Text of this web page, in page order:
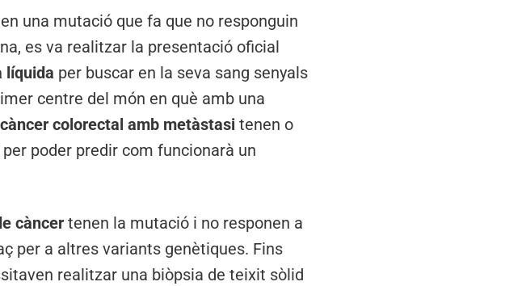
una mutació que fa que no responguin
​​es va realitzar la presentació oficial
líquida per buscar en la seva sang senyals
centre del món en què amb una
càncer colorectal amb metàstasi tenen o
poder predir com funcionarà un
càncer tenen la mutació i no responen a
per a altres variants genètiques. Fins
realitzar una biòpsia de teixit sòlid